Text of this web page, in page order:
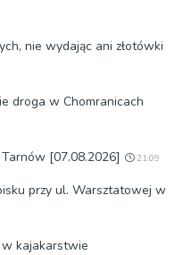
nie wydając ani złotówki
droga w Chomranicach
[07.08.2026] 21:09
przy ul. Warsztatowej w
w kajakarstwie